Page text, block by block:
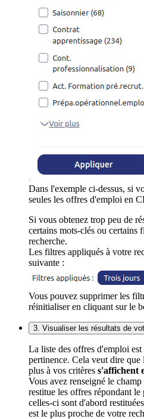
Dans l'exemple ci-dessus, si
seules les offres d'emploi en
Si vous obtenez trop peu de
certains mots-clés ou certains
recherche.
Les filtres appliqués à votre
suivante :
Vous pouvez supprimer les
réinitialiser en cliquant sur le
3. Visualiser les résultats de
La liste des offres d'emploi est
pertinence. Cela veut dire
plus à vos critères s'affichent
Vous avez renseigné le
restitue les offres répondant le
celles-ci sont d'abord
est le plus proche de votre